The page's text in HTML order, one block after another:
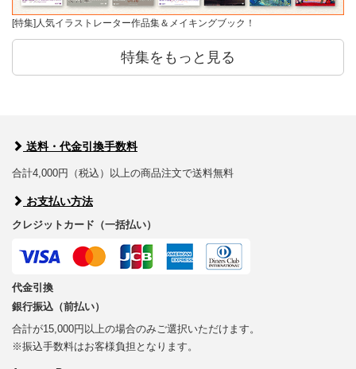
[特集]人気イラストレーター作品集＆メイキングブック！
特集をもっと見る
送料・代金引換手数料
合計4,000円（税込）以上の商品注文で送料無料
お支払い方法
クレジットカード（一括払い）
代金引換
銀行振込（前払い）
合計が15,000円以上の場合のみご選択いただけます。
※振込手数料はお客様負担となります。